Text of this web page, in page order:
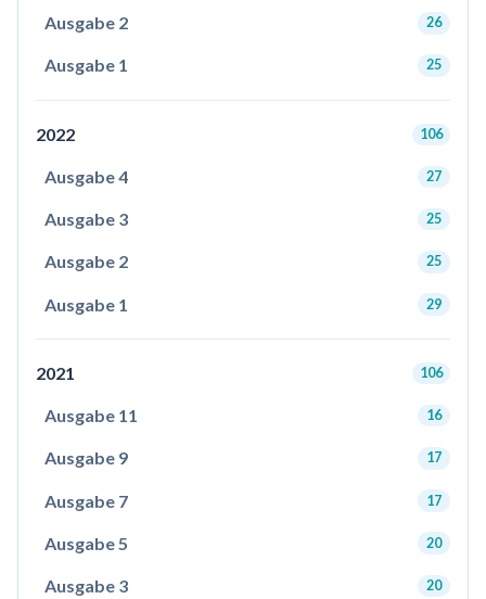
Ausgabe 2 26
Ausgabe 1 25
2022 106
Ausgabe 4 27
Ausgabe 3 25
Ausgabe 2 25
Ausgabe 1 29
2021 106
Ausgabe 11 16
Ausgabe 9 17
Ausgabe 7 17
Ausgabe 5 20
Ausgabe 3 20